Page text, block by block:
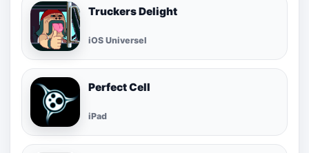
Truckers Delight
iOS Universel
Perfect Cell
iPad